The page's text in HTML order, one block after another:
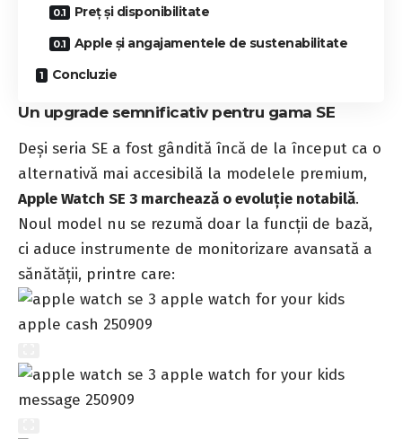
Preț și disponibilitate
Apple și angajamentele de sustenabilitate
Concluzie
Un upgrade semnificativ pentru gama SE
Deși seria SE a fost gândită încă de la început ca o
alternativă mai accesibilă la modelele premium,
Apple Watch SE 3 marchează o evoluție notabilă.
Noul model nu se rezumă doar la funcții de bază,
ci aduce instrumente de monitorizare avansată a
sănătății, printre care: